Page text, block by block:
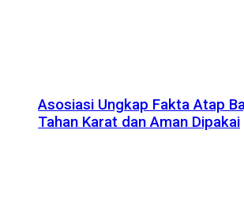
Asosiasi Ungkap Fakta Atap
Tahan Karat dan Aman Dipakai